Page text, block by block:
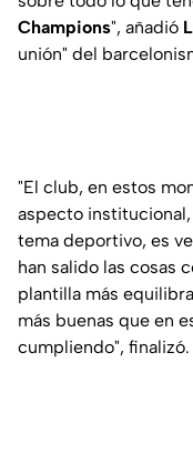
Champions", añadió
unión" del
"El club, en estos
aspecto
tema deportivo, es
han salido las cosas
plantilla más
más buenas que en
cumpliendo", finalizó.